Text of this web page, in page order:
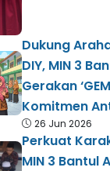
Dukung
DIY, MIN 3
Gerakan
Komitmen
26 Jun 2026
Perkuat
MIN 3 Bantul